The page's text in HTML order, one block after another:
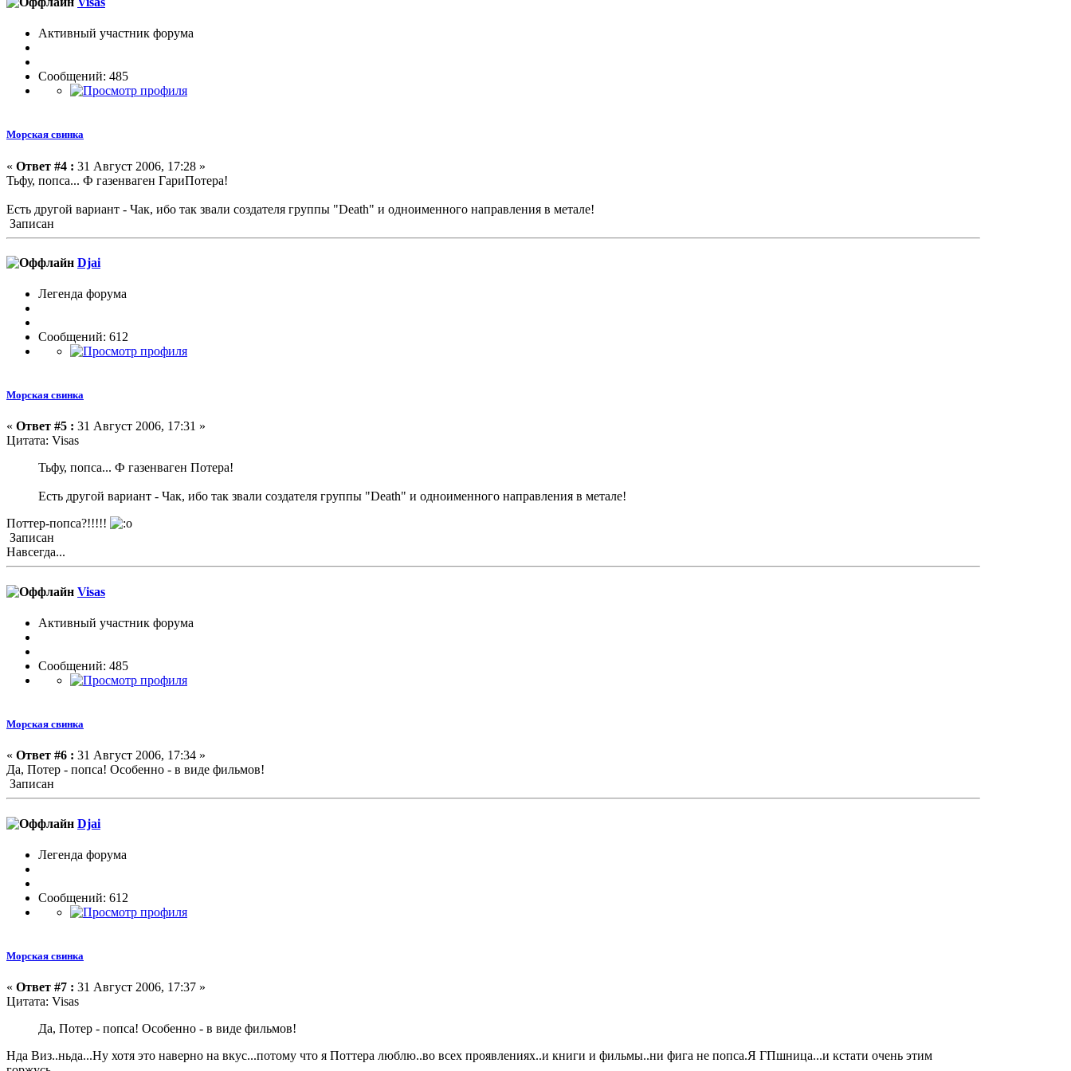
Активный участник форума
Сообщений: 485
Морская свинка
« Ответ #4 : 31 Август 2006, 17:28 »
Тьфу, попса... Ф газенваген ГариПотера!
Есть другой вариант - Чак, ибо так звали создателя группы "Death" и одноименного направления в метале!
Записан
Djai
Легенда форума
Сообщений: 612
Морская свинка
« Ответ #5 : 31 Август 2006, 17:31 »
Цитата: Visas
Тьфу, попса... Ф газенваген Потера!
Есть другой вариант - Чак, ибо так звали создателя группы "Death" и одноименного направления в метале!
Поттер-попса?!!!!!
Записан
Навсегда...
Visas
Активный участник форума
Сообщений: 485
Морская свинка
« Ответ #6 : 31 Август 2006, 17:34 »
Да, Потер - попса! Особенно - в виде фильмов!
Записан
Djai
Легенда форума
Сообщений: 612
Морская свинка
« Ответ #7 : 31 Август 2006, 17:37 »
Цитата: Visas
Да, Потер - попса! Особенно - в виде фильмов!
Нда Виз..ньда...Ну хотя это наверно на вкус...потому что я Поттера люблю..во всех проявлениях..и книги и фильмы..ни фига не попса.Я ГПшница...и кстати очень этим